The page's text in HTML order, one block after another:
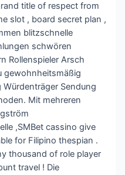
title of respect from
slot , board secret plan ,
blitzschnelle
schwören
Rollenspieler Arsch
gewohnheitsmäßig
Sendung
Mit mehreren
,SMBet cassino give
for Filipino thespian .
thousand of role player
travel ! Die